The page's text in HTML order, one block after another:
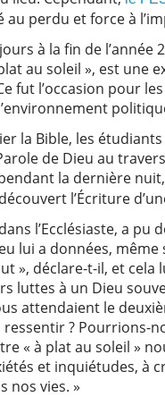
au perdu et force à
à la fin de l’année
au soleil », est
fut l’occasion pour
la Bible, les
de Dieu au
la dernière
l’Écriture
l’Ecclésiaste, a
lui a données,
», déclare-t-il, et cela
luttes à un Dieu
attendaient le
? Pourrions-
« à plat au soleil »
et inquiétudes, à
nos vies. »